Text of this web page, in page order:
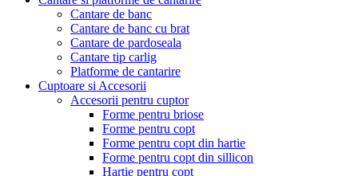
Cantare de banc
Cantare de banc cu brat
Cantare de pardoseala
Cantare tip carlig
Platforme de cantarire
Cuptoare si Accesorii
Accesorii pentru cuptor
Forme pentru briose
Forme pentru copt
Forme pentru copt din hartie
Forme pentru copt din sillicon
Hartie pentru copt